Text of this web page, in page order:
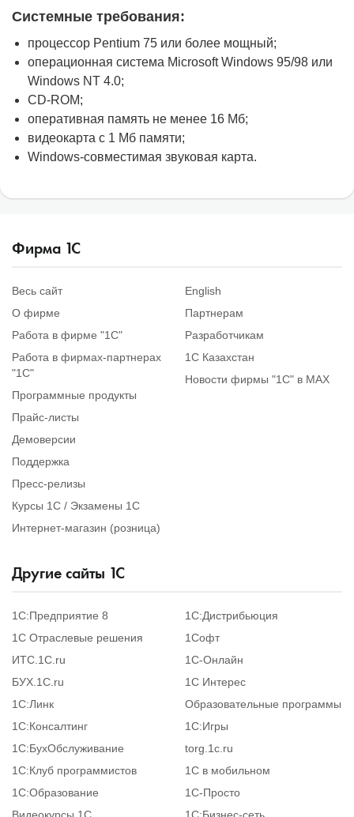
Системные требования:
процессор Pentium 75 или более мощный;
операционная система Microsoft Windows 95/98 или
Windows NT 4.0;
CD-ROM;
оперативная память не менее 16 Мб;
видеокарта с 1 Мб памяти;
Windows-совместимая звуковая карта.
Фирма 1С
Весь сайт
О фирме
Работа в фирме "1С"
Работа в фирмах-партнерах
"1С"
Программные продукты
Прайс-листы
Демоверсии
Поддержка
Пресс-релизы
Курсы 1С / Экзамены 1С
Интернет-магазин (розница)
English
Партнерам
Разработчикам
1С Казахстан
Новости фирмы "1С" в MAX
Другие сайты 1С
1С:Предприятие 8
1С Отраслевые решения
ИТС.1C.ru
БУХ.1С.ru
1С:Линк
1С:Консалтинг
1С:БухОбслуживание
1С:Клуб программистов
1С:Образование
1С:Дистрибьюция
1Софт
1С-Онлайн
1С Интерес
Образовательные программы
1С:Игры
torg.1c.ru
1С в мобильном
1C-Просто